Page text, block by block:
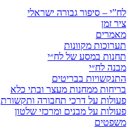
לח”י – סיפור גבורה ישראלי
ציר זמן
מאמרים
תערוכות מקוונות
תחנות במסע של לח״י
מבנה לח״י
התנקשויות בבריטים
בריחות ממחנות מעצר ובתי כלא
פעולות על דרכי תחבורה ותקשורת
פעולות על מבנים ומרכזי שלטון
משפטים